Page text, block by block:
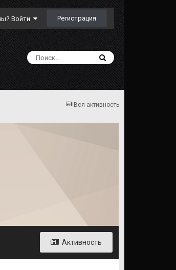
Войти Регистрация
Вся активность
Активность